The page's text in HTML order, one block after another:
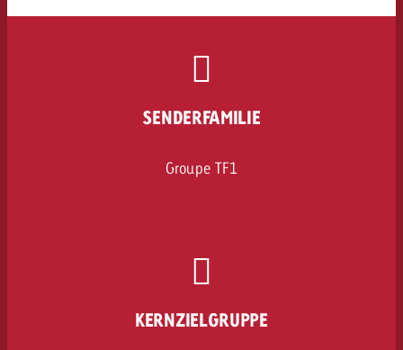
SENDERFAMILIE
Groupe TF1
KERNZIELGRUPPE